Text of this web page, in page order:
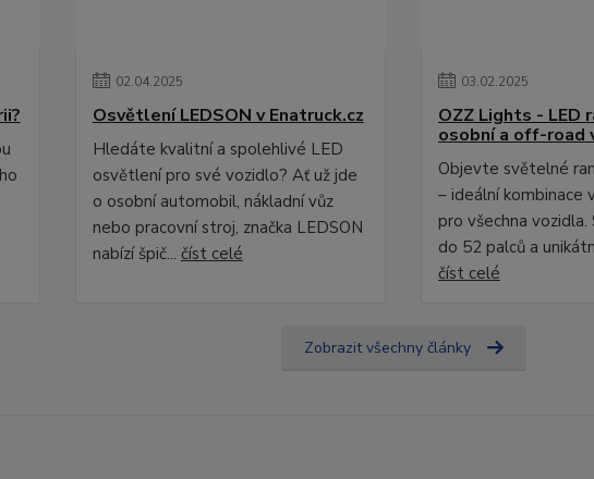
02.04.2025
Osvětlení LEDSON v Enatruck.cz
Hledáte kvalitní a spolehlivé LED
osvětlení pro své vozidlo? Ať už jde
o osobní automobil, nákladní vůz
nebo pracovní stroj, značka LEDSON
nabízí špič... číst celé
03.02.2025
OZZ Lights - LED
osobní a off-road
Objevte světelné
– ideální kombinace
pro všechna
do 52 palců a
číst celé
Zobrazit všechny články